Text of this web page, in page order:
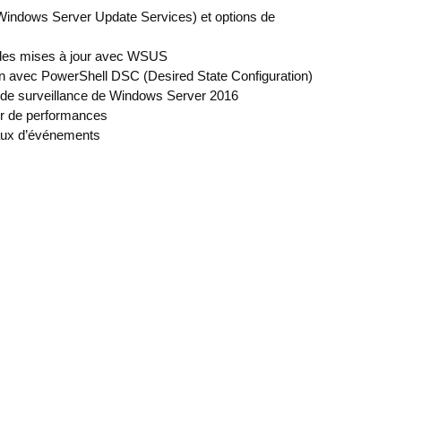
Server Update Services) et options de
mises à jour avec WSUS
avec PowerShell DSC (Desired State Configuration)
surveillance de Windows Server 2016
de performances
d’événements